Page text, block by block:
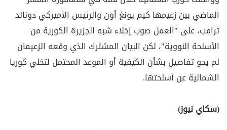
الماضي بين زعيمها كيم يونغ أون والرئيس الأميركي دونالد
ترامب، على "العمل صوب إخلاء شبه الجزيرة الكورية من
الأسلحة النووية"، لكن البيان المشترك الذي وقعه الزعيمان
لم يحو تفاصيل بشأن الكيفية أو الموعد المحتمل لتخلي كوريا
الشمالية عن أسلحتها.
(سكاي نيوز)